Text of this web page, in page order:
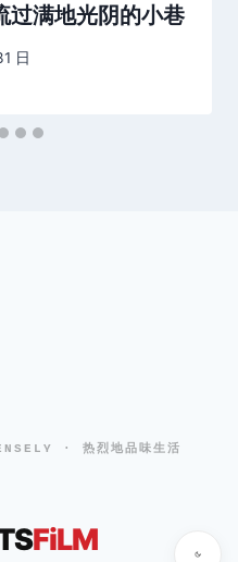
满地光阴的小巷
日
· 热烈地品味生活
FiLM